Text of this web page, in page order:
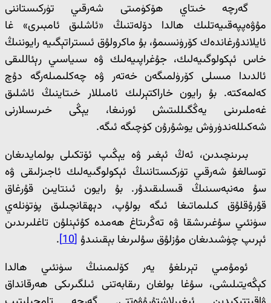
گەرچە خىتاي ھۆكۈمىتى شەرقىي تۈركىستاننى
مۇۋەپپەقىيەتلىك ھالدا دۆلەتنىڭ «ئاشلىق ئامبىرى» غا
ئايلاندۇرغاندەك كۆرۈنسىمۇ، بۇ ماكرولۇق ئىستراتېگىيە رايوننىڭ
خاس ئېكولوگىيەلىك، جۇغراپىيەلىك ۋە سىياسىي رېئاللىقى
ئالدىدا مىسلى كۆرۈلمىگەن خەتەر ۋە چەكلىمىلەرگە دۇچ
كەلمەكتە. بۇ رايون خاراكتېرلىك ئامىللار خىتاينىڭ ئاشلىق
غەملىرىنى يەڭگىللىتىش ئورنىغا، يېڭى خىرىسلارنى
شەكىللەندۈرۈش يوشۇرۇن كۈچىگە ئىگە.
بىرىنچىدىن، ئەڭ ئېغىر ۋە يېڭىپ ئۆتكىلى بولمايدىغان
توسالغۇ شەرقىي تۈركىستاننىڭ ئېكولوگىيەلىك ئاجىزلىقى ۋە
سۇ مەنبەسىنىڭ قىسلىقىدۇر. بۇ رايون ئىنتايىن قۇرغاق
قۇرۇقلۇق كىلىماتىغا ئىگە بولۇپ، دېھقانچىلىق پۈتۈنلەي
سۈنئىي سۇغىرىشقا ۋە تەڭرىتاغ ھەمدە كۇئېنلۇن تاغلىرىدىن
ئېرىپ چۈشىدىغان مۇزلۇق سۇلىرىغا بېقىنىدۇ [10]
.
ئومۇمىي تېرىلغۇ يەر كۆلىمىنىڭ سۈنئىي ھالدا
كېڭەيتىلىشى، سۇغا بولغان رىقابەتنى ئىلگىرىكى ھەرقانداق